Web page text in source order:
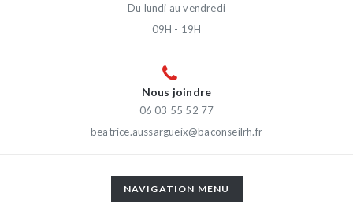
Du lundi au vendredi
09H - 19H
Nous joindre
06 03 55 52 77
beatrice.aussargueix@baconseilrh.fr
TOGGLE
NAVIGATION
NAVIGATION MENU